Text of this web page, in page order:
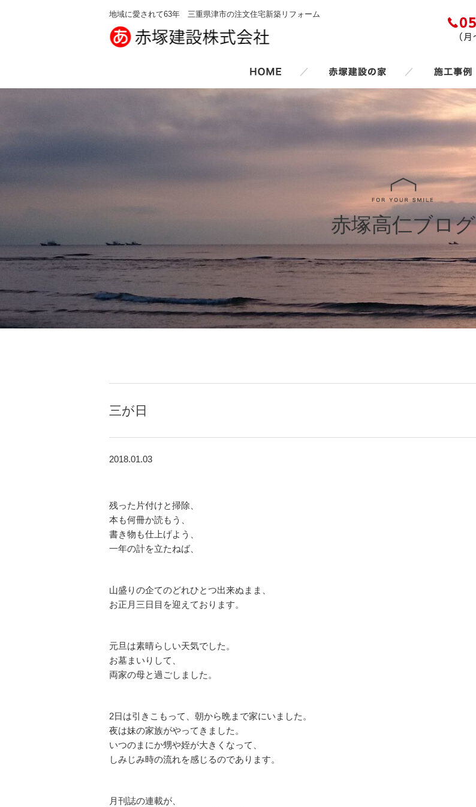
地域に愛されて63年 三重県津市の注文住宅新築リフォーム
／ ／
赤塚高仁ブログ
三が日
2018.01.03
残った片付けと掃除、
本も何冊か読もう、
書き物も仕上げよう、
一年の計を立たねば、
山盛りの企てのどれひとつ出来ぬまま、
お正月三日目を迎えております。
元旦は素晴らしい天気でした。
お墓まいりして、
両家の母と過ごしました。
2日は引きこもって、朝から晩まで家にいました。
夜は妹の家族がやってきました。
いつのまにか甥や姪が大きくなって、
しみじみ時の流れを感じるのであります。
月刊誌の連載が、